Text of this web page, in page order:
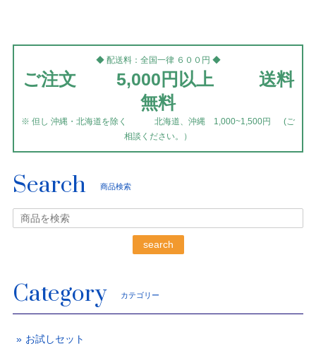
◆ 配送料：全国一律 ６００円 ◆
ご注文 5,000円以上 送料
無料
※ 但し 沖縄・北海道を除く 北海道、沖縄 1,000~1,500円 (ご
相談ください。）
Search 商品検索
search
Category カテゴリー
お試しセット